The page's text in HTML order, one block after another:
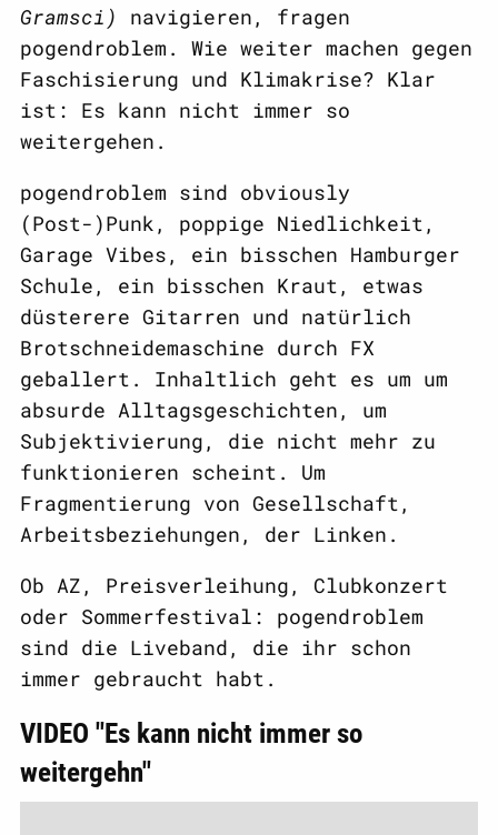
Gramsci)
navigieren, fragen
pogendroblem. Wie weiter machen gegen
Faschisierung und Klimakrise? Klar
ist: Es kann nicht immer so
weitergehen.
pogendroblem sind obviously
(Post-)Punk, poppige Niedlichkeit,
Garage Vibes, ein bisschen Hamburger
Schule, ein bisschen Kraut, etwas
düsterere Gitarren und natürlich
Brotschneidemaschine durch FX
geballert. Inhaltlich geht es um um
absurde Alltagsgeschichten, um
Subjektivierung, die nicht mehr zu
funktionieren scheint. Um
Fragmentierung von Gesellschaft,
Arbeitsbeziehungen, der Linken.
Ob AZ, Preisverleihung, Clubkonzert
oder Sommerfestival: pogendroblem
sind die Liveband, die ihr schon
immer gebraucht habt.
VIDEO "Es kann nicht immer so
weitergehn"